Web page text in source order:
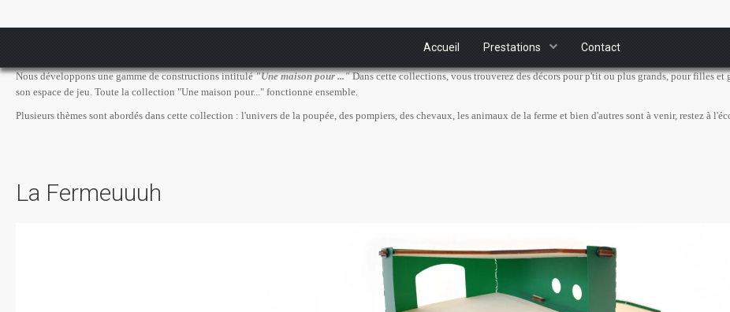
Accueil Prestations Contact
Nous développons une gamme de constructions intitulé"Une maison pour ..."Dans cette collections, vous trouverez des décors pour p'tit ou plus grands, pour filles
son espace de jeu. Toute la collection "Une maison pour..." fonctionne ensemble.
Plusieurs thèmes sont abordés dans cette collection : l'univers de la poupée, des pompiers, des chevaux, les animaux de la ferme et bien d'autres sont à venir, restez à
La Fermeuuuh